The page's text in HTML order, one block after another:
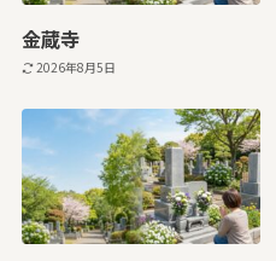
金蔵寺
2026年8月5日